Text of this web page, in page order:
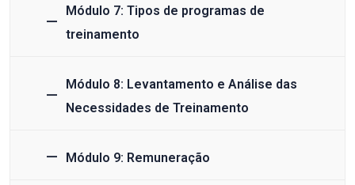
Módulo 7: Tipos de programas de
treinamento
Módulo 8: Levantamento e Análise das
Necessidades de Treinamento
Módulo 9: Remuneração